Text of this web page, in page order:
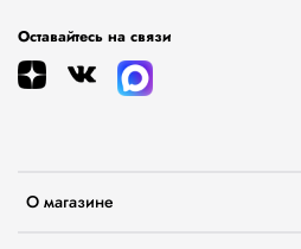
О магазине
Оставайтесь на связи